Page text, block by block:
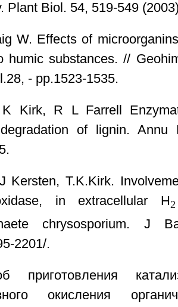
Plant Biol. 54, 519-549
W. Effects of
humic substances. //
- pp.1523-1535.
Kirk, R L Farrell
of lignin. Annu
Kersten, T.K.Kirk.
in extracellular H2
chrysosporium. J
2201/.
приготовления
окисления